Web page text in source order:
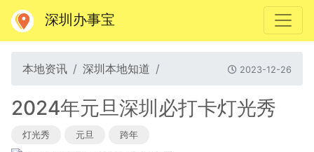
深圳办事宝
本地资讯 深圳本地知道 2023-12-26
2024年元旦深圳必打卡灯光秀
灯光秀 元旦 跨年